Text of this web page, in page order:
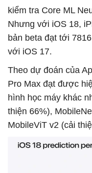
kiểm tra Core ML
Nhưng với iOS 18,
bản beta đạt tới
với iOS 17.
Theo dự đoán của
Pro Max đạt được
hình học máy khác
thiện 66%),
MobileViT v2 (cải